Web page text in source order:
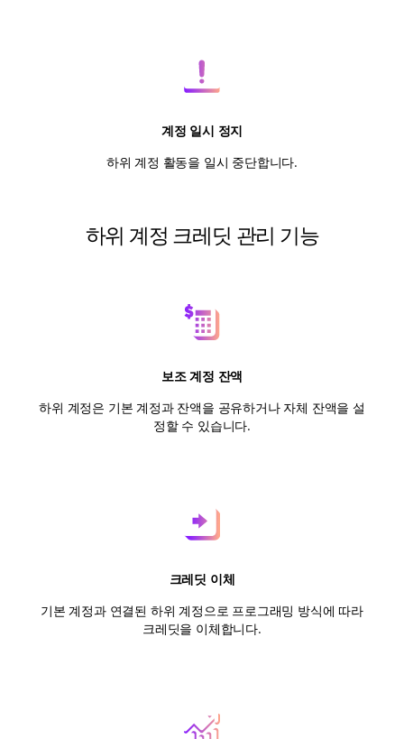
계정 일시 정지
하위 계정 활동을 일시 중단합니다.
하위 계정 크레딧 관리 기능
보조 계정 잔액
하위 계정은 기본 계정과 잔액을 공유하거나 자체 잔액을 설
정할 수 있습니다.
크레딧 이체
기본 계정과 연결된 하위 계정으로 프로그래밍 방식에 따라
크레딧을 이체합니다.